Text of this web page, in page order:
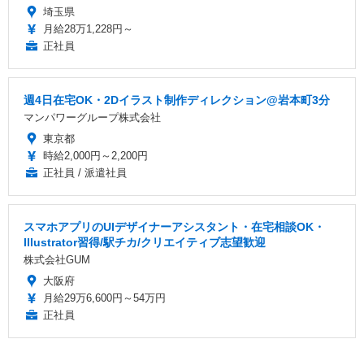
埼玉県
月給28万1,228円～
正社員
週4日在宅OK・2Dイラスト制作ディレクション@岩本町3分
マンパワーグループ株式会社
東京都
時給2,000円～2,200円
正社員 / 派遣社員
スマホアプリのUIデザイナーアシスタント・在宅相談OK・
Illustrator習得/駅チカ/クリエイティブ志望歓迎
株式会社GUM
大阪府
月給29万6,600円～54万円
正社員